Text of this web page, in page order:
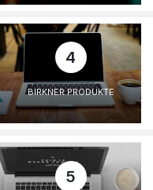
4
BIRKNER PRODUKTE
5